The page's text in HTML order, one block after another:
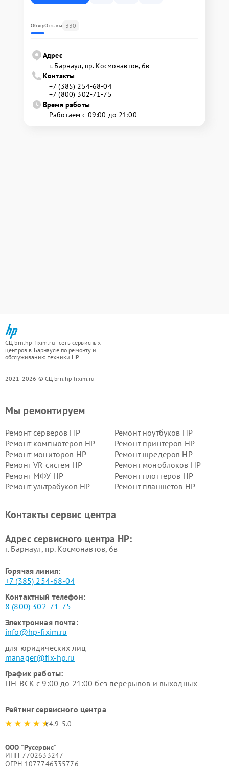
ОбзорОтзывы 330
Адрес
г. Барнаул, ​пр. Космонавтов, 6в
Контакты
+7 (385) 254-68-04
+7 (800) 302-71-75
Время работы
Работаем с 09:00 до 21:00
СЦ brn.hp-fixim.ru - сеть сервисных
центров в Барнауле по ремонту и
обслуживанию техники HP
2021-2026 © СЦ brn.hp-fixim.ru
Мы ремонтируем
Ремонт серверов HP
Ремонт ноутбуков HP
Ремонт компьютеров HP
Ремонт принтеров HP
Ремонт мониторов HP
Ремонт шредеров HP
Ремонт VR систем HP
Ремонт моноблоков HP
Ремонт МФУ HP
Ремонт плоттеров HP
Ремонт ультрабуков HP
Ремонт планшетов HP
Контакты сервис центра
Адрес сервисного центра HP:
г. Барнаул, ​пр. Космонавтов, 6в
Горячая линия:
+7 (385) 254-68-04
Контактный телефон:
8 (800) 302-71-75
Электронная почта:
info@hp-fixim.ru
для юридических лиц
manager@fix-hp.ru
График работы:
ПН-ВСК с 9:00 до 21:00 без перерывов и выходных
Рейтинг сервисного центра
4.9-5.0
ООО "Русервис"
ИНН 7702633247
ОГРН 1077746335776